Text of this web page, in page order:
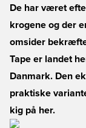
De har været
krogene og der
omsider
Tape er landet
Danmark. Den
praktiske
kig på her.